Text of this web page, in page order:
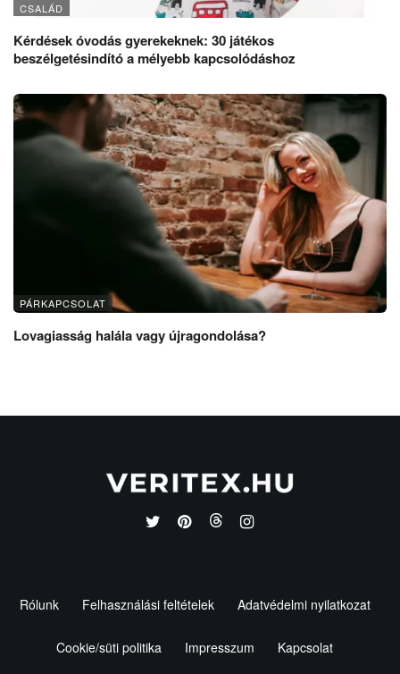
CSALÁD
Kérdések óvodás gyerekeknek: 30 játékos
beszélgetésindító a mélyebb kapcsolódáshoz
PÁRKAPCSOLAT
Lovagiasság halála vagy újragondolása?
Rólunk Felhasználási feltételek Adatvédelmi nyilatkozat
Cookie/süti politika Impresszum Kapcsolat